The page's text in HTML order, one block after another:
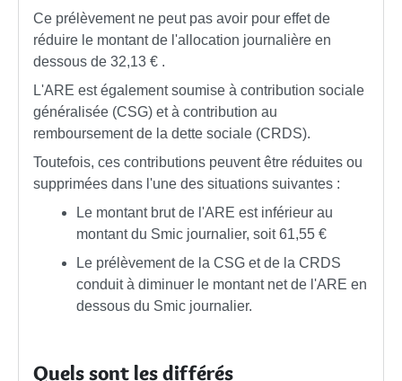
Ce prélèvement ne peut pas avoir pour effet de
réduire le montant de l'allocation journalière en
dessous de 32,13 € .
L'ARE est également soumise à contribution sociale
généralisée (CSG) et à contribution au
remboursement de la dette sociale (CRDS).
Toutefois, ces contributions peuvent être réduites ou
supprimées dans l'une des situations suivantes :
Le montant brut de l'ARE est inférieur au
montant du Smic journalier, soit 61,55 €
Le prélèvement de la CSG et de la CRDS
conduit à diminuer le montant net de l'ARE en
dessous du Smic journalier.
Quels sont les différés